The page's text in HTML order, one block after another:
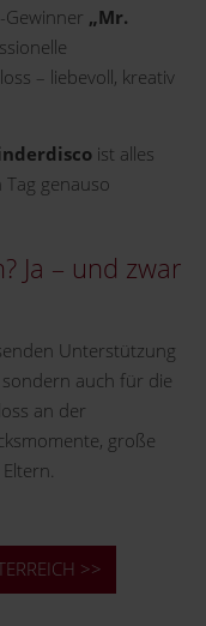
-Gewinner „Mr.
– liebevoll, kreativ
ist alles
genauso
Ja – und zwar
Unterstützung
auch für die
an der
große
>>